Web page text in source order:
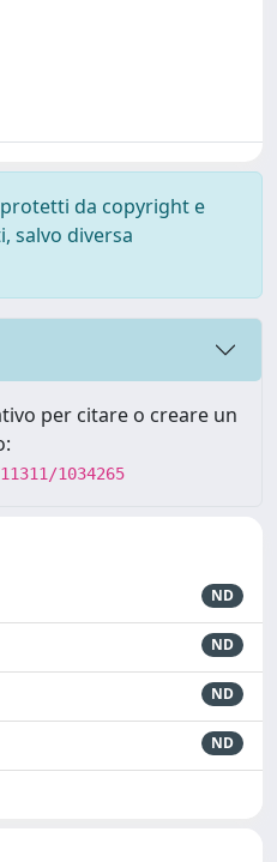
da copyright e
salvo diversa
per citare o creare un
1034265
ND
ND
ND
ND